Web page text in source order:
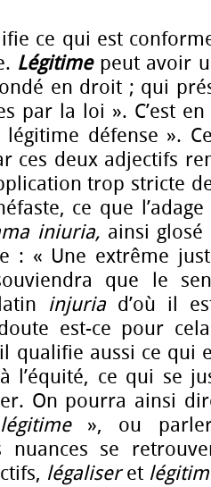
ce qui est
Légitime peut avoir
en droit ; qui
par la loi ». C’est
défense ».
ces deux adjectifs
trop stricte
ce que
iniuria,ainsi glosé
: « Une extrême
que le
injuriad’où il
est-ce pour
qualifie aussi ce qui
l’équité, ce qui se
On pourra ainsi
légitime», ou
nuances se
légaliseret